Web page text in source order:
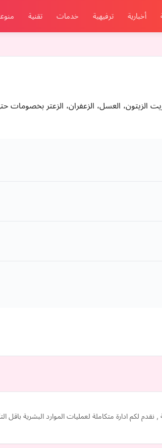
أخبارية ترفيهية خدمات تقنية
, نقدم لكم ادارة متكاملة لعمليات الموارد البشرية باقل